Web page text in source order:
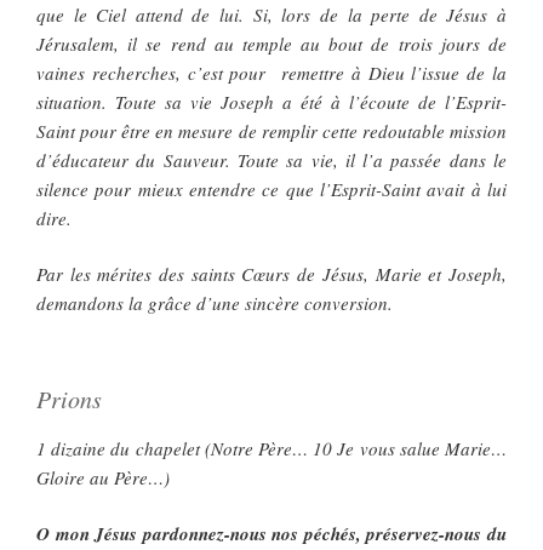
que le Ciel attend de lui. Si, lors de la perte de Jésus à
Jérusalem, il se rend au temple au bout de trois jours de
vaines recherches, c’est pour remettre à Dieu l’issue de la
situation. Toute sa vie Joseph a été à l’écoute de l’Esprit-
Saint pour être en mesure de remplir cette redoutable mission
d’éducateur du Sauveur. Toute sa vie, il l’a passée dans le
silence pour mieux entendre ce que l’Esprit-Saint avait à lui
dire.
Par les mérites des saints Cœurs de Jésus, Marie et Joseph,
demandons la grâce d’une sincère conversion.
Prions
1 dizaine du chapelet (Notre Père… 10 Je vous salue Marie…
Gloire au Père…)
O mon Jésus pardonnez-nous nos péchés, préservez-nous du